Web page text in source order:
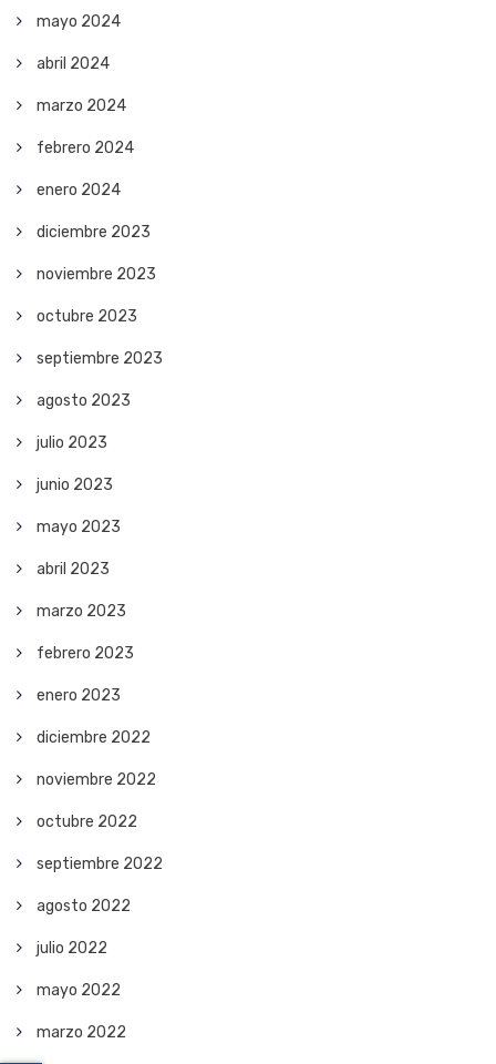
mayo 2024
abril 2024
marzo 2024
febrero 2024
enero 2024
diciembre 2023
noviembre 2023
octubre 2023
septiembre 2023
agosto 2023
julio 2023
junio 2023
mayo 2023
abril 2023
marzo 2023
febrero 2023
enero 2023
diciembre 2022
noviembre 2022
octubre 2022
septiembre 2022
agosto 2022
julio 2022
mayo 2022
marzo 2022